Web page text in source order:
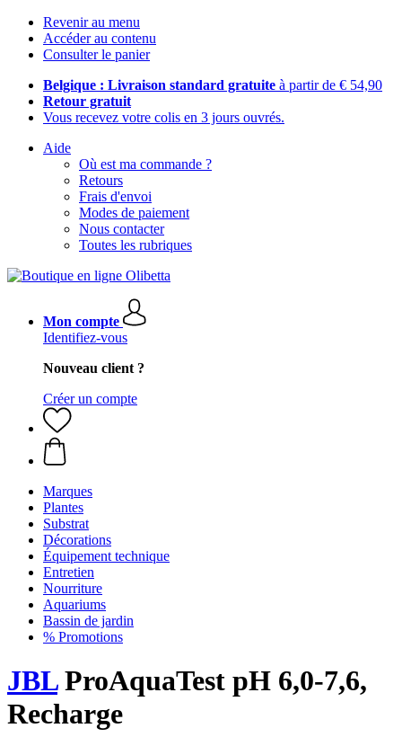
Revenir au menu
Accéder au contenu
Consulter le panier
Belgique : Livraison standard gratuite à partir de € 54,90
Retour gratuit
Vous recevez votre colis en 3 jours ouvrés.
Aide
Où est ma commande ?
Retours
Frais d'envoi
Modes de paiement
Nous contacter
Toutes les rubriques
Mon compte
Identifiez-vous
Nouveau client ?
Créer un compte
Marques
Plantes
Substrat
Décorations
Équipement technique
Entretien
Nourriture
Aquariums
Bassin de jardin
% Promotions
JBLProAquaTest pH 6,0-7,6,
Recharge